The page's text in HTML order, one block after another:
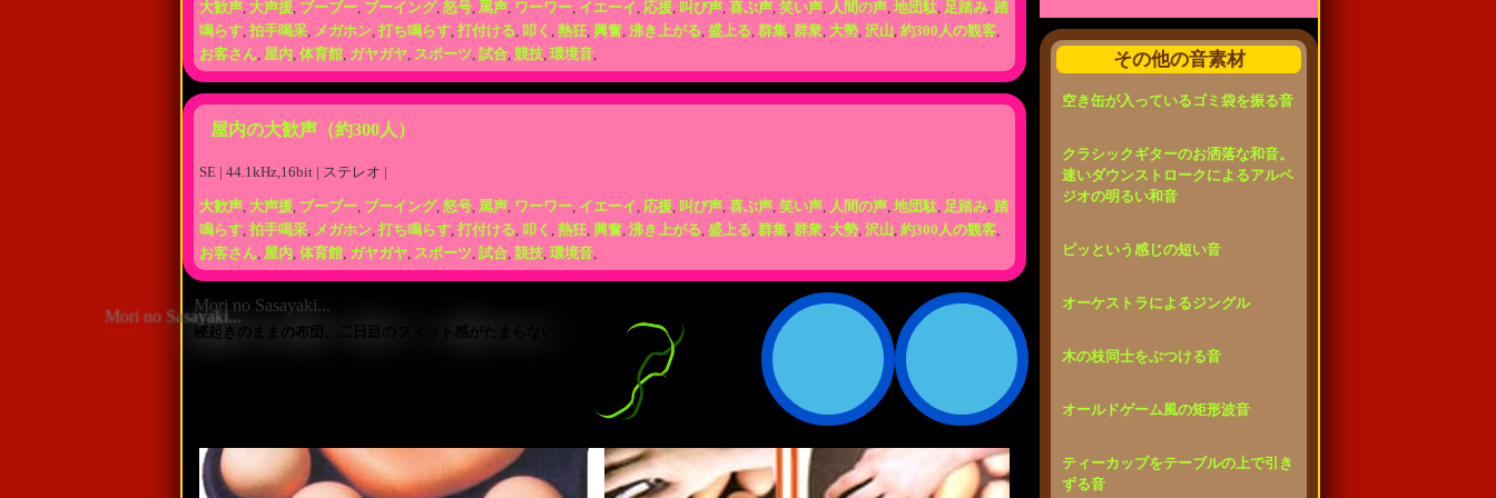
大歓声, 大声援, ブーブー, ブーイング, 怒号, 罵声, ワーワー, イエーイ, 応援, 叫び声, 喜ぶ声, 笑い声, 人間の声, 地団駄, 足踏み, 踏
鳴らす, 拍手喝采, メガホン, 打ち鳴らす, 打付ける, 叩く , 熱狂, 興奮, 沸き上がる, 盛上る, 群集, 群衆, 大勢, 沢山, 約300人の観客,
お客さん, 屋内, 体育館, ガヤガヤ, スポーツ, 試合, 競技, 環境音,
屋内の大歓声（約300人）
SE | 44.1kHz,16bit | ステレオ |
大歓声, 大声援, ブーブー, ブーイング, 怒号, 罵声, ワーワー, イエーイ, 応援, 叫び声, 喜ぶ声, 笑い声, 人間の声, 地団駄, 足踏み, 踏
鳴らす, 拍手喝采, メガホン, 打ち鳴らす, 打付ける, 叩く , 熱狂, 興奮, 沸き上がる, 盛上る, 群集, 群衆, 大勢, 沢山, 約300人の観客,
お客さん, 屋内, 体育館, ガヤガヤ, スポーツ, 試合, 競技, 環境音,
Mori no Sasayaki...
寝起きのままの布団、二日目のフィット感がたまらない
その他の音素材
空き缶が入っているゴミ袋を振る音
クラシックギターのお洒落な和音。
速いダウンストロークによるアルペ
ジオの明るい和音
ピッという感じの短い音
オーケストラによるジングル
木の枝同士をぶつける音
オールドゲーム風の矩形波音
ティーカップをテーブルの上で引き
ずる音